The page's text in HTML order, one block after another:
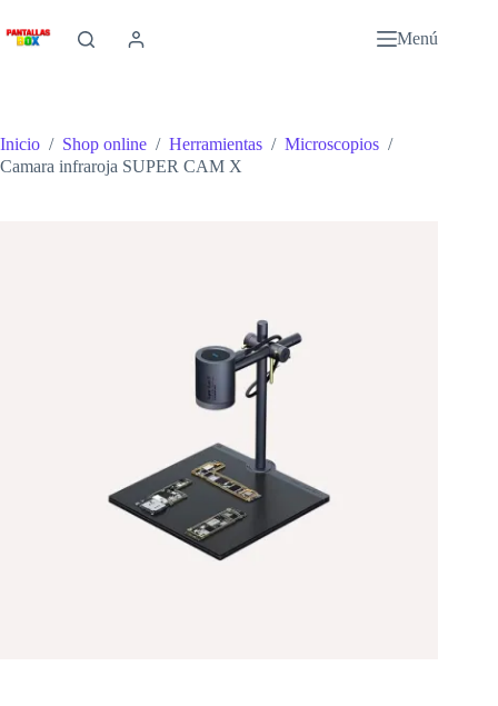
al
contenido
Menú
Inicio / Shop online / Herramientas / Microscopios /
Camara infraroja SUPER CAM X